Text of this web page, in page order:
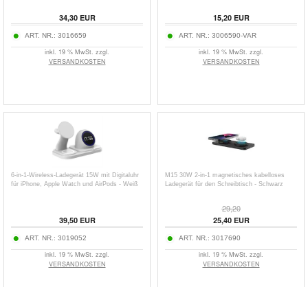
34,30EUR
ART. NR.: 3016659
inkl. 19 % MwSt. zzgl.
VERSANDKOSTEN
15,20EUR
ART. NR.: 3006590-VAR
inkl. 19 % MwSt. zzgl.
VERSANDKOSTEN
6-in-1-Wireless-Ladegerät 15W mit Digitaluhr
für iPhone, Apple Watch und AirPods - Weiß
39,50EUR
ART. NR.: 3019052
inkl. 19 % MwSt. zzgl.
VERSANDKOSTEN
M15 30W 2-in-1 magnetisches kabelloses
Ladegerät für den Schreibtisch - Schwarz
29,20
25,40EUR
ART. NR.: 3017690
inkl. 19 % MwSt. zzgl.
VERSANDKOSTEN